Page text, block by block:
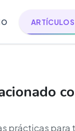
ARTÍCULOS
prácticas para